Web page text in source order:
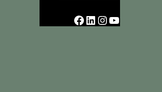
FACEBOOK
LINKEDIN
INSTAGRAM
YOUTUBE